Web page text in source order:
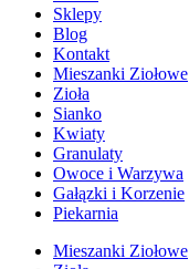
Sklepy
Blog
Kontakt
Mieszanki Ziołowe
Zioła
Sianko
Kwiaty
Granulaty
Owoce i Warzywa
Gałązki i Korzenie
Piekarnia
Mieszanki Ziołowe